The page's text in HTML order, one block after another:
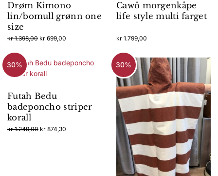
Drøm Kimono
lin/bomull grønn one
size
kr1.398,00 Opprinnelig
kr 1.398,00.
kr 699,00
kr 699,00.
Cawö morgenkåpe
life style multi farget
kr 1.799,00
produktet
har
flere
varianter.
Alternativene
kan
velges
på
produktsiden
30%
Futah Bedu
badeponcho striper
korall
kr1.249,00 Opprinnelig
kr 874,30
30%